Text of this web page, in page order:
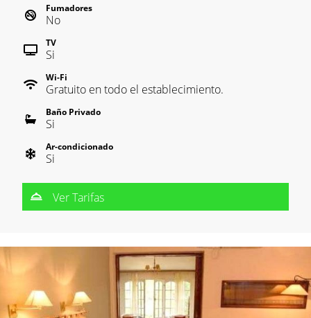
Fumadores
No
TV
Si
Wi-Fi
Gratuito en todo el establecimiento.
Baño Privado
Si
Ar-condicionado
Si
Ver Tarifas